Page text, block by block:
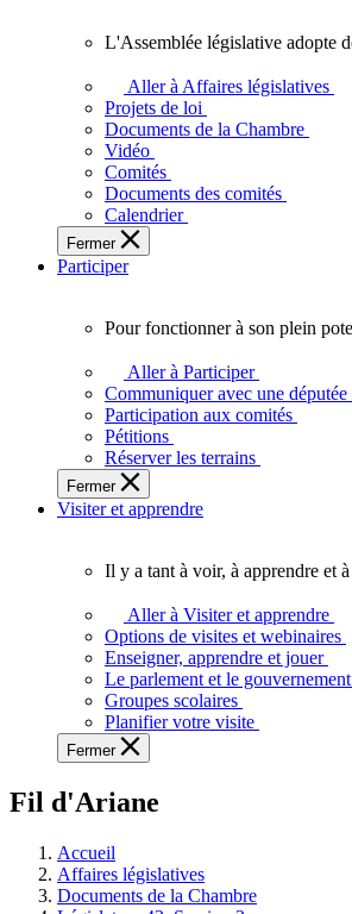
l'Ontario.
législative
adopte
touchent
vie
des
Ontariennes
Ontariens.
L'Assemblée législative adopte
Aller à Affaires législatives
Projets de loi
Documents de la Chambre
Vidéo
Comités
Documents des comités
Calendrier
Fermer
Participer
fonctionner
plein
potentiel,
l'Assemblée
a
besoin
Pour fonctionner à son plein
Aller à Participer
Communiquer avec une
Participation aux comités
Pétitions
Réserver les terrains
Fermer
Visiter et apprendre
voir,
apprendre
et
découvrir
l'Assemblée
législative.
Il y a tant à voir, à apprendre et
Aller à Visiter et apprendre
Options de visites et webinaires
Enseigner, apprendre et jouer
Le parlement et le gouvernement
Groupes scolaires
Planifier votre visite
Fermer
Fil d'Ariane
Accueil
Affaires législatives
Documents de la Chambre